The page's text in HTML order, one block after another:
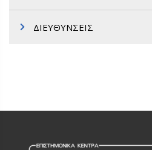
ΔΙΕΥΘΥΝΣΕΙΣ